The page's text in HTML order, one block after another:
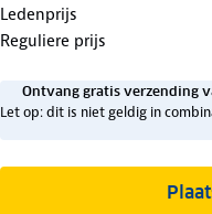
Ledenprijs
Reguliere prijs
Ontvang gratis verzending
Let op: dit is niet geldig in